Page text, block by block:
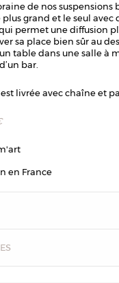
de nos suspensions
plus grand et le seul
permet une diffusion
sa place bien sûr au
table dans une salle à
bar.
livrée avec chaîne et
en France